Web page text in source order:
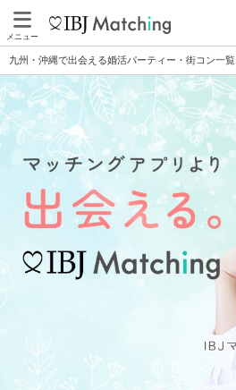
メニュー
九州・沖縄で出会える婚活パーティー・街コン一覧